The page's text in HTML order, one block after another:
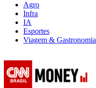
Agro
Infra
IA
Esportes
Viagem & Gastronomia